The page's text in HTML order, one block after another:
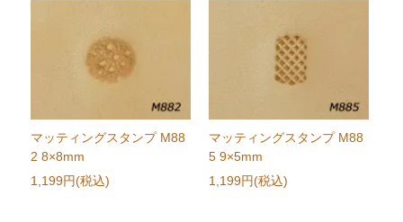
マッティングスタンプ M88
2 8×8mm
1,199円(税込)
マッティングスタンプ M88
5 9×5mm
1,199円(税込)